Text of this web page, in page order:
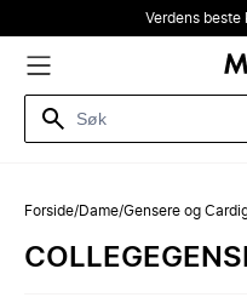
Verdens beste
Forside/Dame/Gensere og